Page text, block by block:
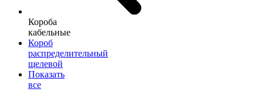
Короба
кабельные
Короб
распределительный
щелевой
Показать
все